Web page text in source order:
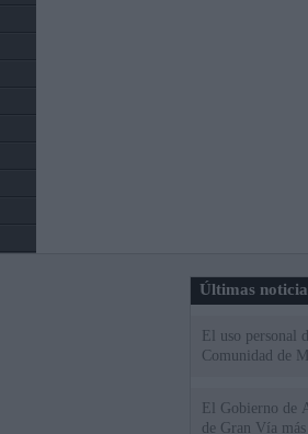
Últimas
El uso personal
Comunidad de
El Gobierno de
de Gran Vía